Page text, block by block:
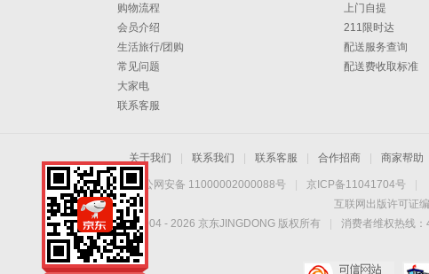
购物流程
会员介绍
生活旅行/团购
常见问题
大家电
联系客服
上门自提
211限时达
配送服务查询
配送费收取标准
关于我们 联系我们 联系客服 合作招商 商家帮助
京公网安备 11000002000088号 京ICP备11041704号
互联网出版许可证
Copyright © 2004 - 2026 京东JINGDONG 版权所有 消费者维权热线
安琪纽特官方旗舰店